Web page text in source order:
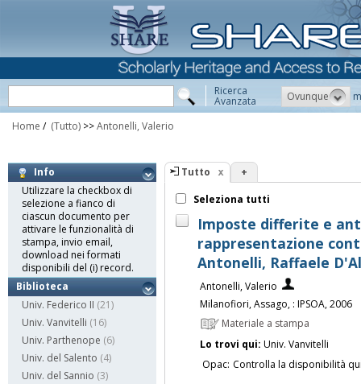
Ricerca
Avanzata Ovunque
Home / (Tutto) >>Antonelli, Valerio
Info
Utilizzare la checkbox di
selezione a fianco di
ciascun documento per
attivare le funzionalità di
stampa, invio email,
download nei formati
disponibili del (i) record.
Biblioteca
Univ. Federico II (21)
Univ. Vanvitelli (16)
Univ. Parthenope (6)
Univ. del Salento (4)
Univ. del Sannio (3)
Tutto +
Seleziona tutti
Imposte differite e
rappresentazione
Antonelli, Raffaele
Antonelli, Valerio
Milanofiori, Assago, : IPSOA, 2006
Materiale a stampa
Lo trovi qui: Univ. Vanvitelli
Opac: Controlla la disponibilità